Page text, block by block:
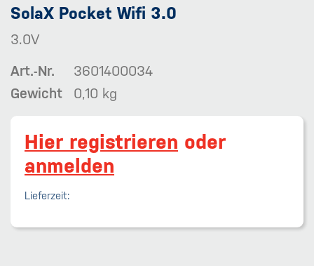
SolaX Pocket Wifi 3.0
3.0V
Art.-Nr.
3601400034
Gewicht
0,10 kg
Hier registrieren oder
anmelden
Lieferzeit: